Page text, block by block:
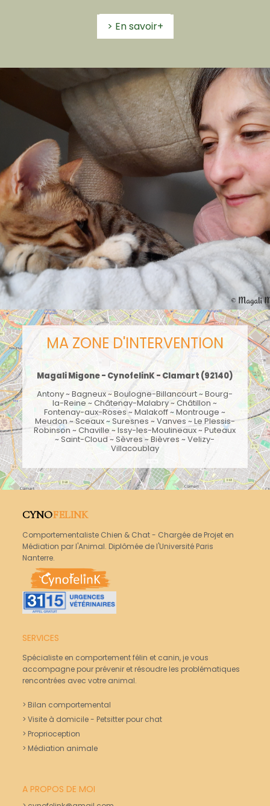
> En savoir+
MA ZONE D'INTERVENTION
Magali Migone - CynofelinK -Clamart (92140)
Antony~Bagneux~Boulogne-Billancourt~ Bourg-
la-Reine ~ Châtenay-Malabry ~Châtillon ~
Fontenay-aux-Roses ~Malakoff~Montrouge ~
Meudon~Sceaux~Suresnes ~Vanves ~Le Plessis-
Robinson ~Chaville ~ Issy-les-Moulineaux ~Puteaux
~ Saint-Cloud ~ Sèvres ~ Bièvres ~ Velizy-
Villacoublay
CYNOFELINK
Comportementaliste Chien & Chat - Chargée de Projet en
Médiation par l'Animal. Diplômée de l'Université Paris
Nanterre.
SERVICES
Spécialiste en comportement félin et canin, je vous
accompagne pour prévenir et résoudre les problématiques
rencontrées avec votre animal.
> Bilan comportemental
>Visite à domicile - Petsitter pour chat
> Proprioception
> Médiation animale
A PROPOS DE MOI